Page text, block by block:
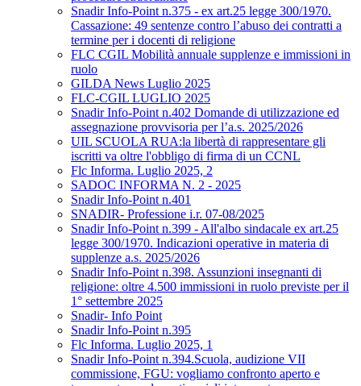
Snadir Info-Point n.375 - ex art.25 legge 300/1970.
Cassazione: 49 sentenze contro l’abuso dei contratti a
termine per i docenti di religione
FLC CGIL Mobilità annuale supplenze e immissioni in
ruolo
GILDA News Luglio 2025
FLC-CGIL LUGLIO 2025
Snadir Info-Point n.402 Domande di utilizzazione ed
assegnazione provvisoria per l’a.s. 2025/2026
UIL SCUOLA RUA:la libertà di rappresentare gli
iscritti va oltre l'obbligo di firma di un CCNL
Flc Informa. Luglio 2025, 2
SADOC INFORMA N. 2 - 2025
Snadir Info-Point n.401
SNADIR- Professione i.r. 07-08/2025
Snadir Info-Point n.399 - All'albo sindacale ex art.25
legge 300/1970. Indicazioni operative in materia di
supplenze a.s. 2025/2026
Snadir Info-Point n.398. Assunzioni insegnanti di
religione: oltre 4.500 immissioni in ruolo previste per il
1° settembre 2025
Snadir- Info Point
Snadir Info-Point n.395
Flc Informa. Luglio 2025, 1
Snadir Info-Point n.394.Scuola, audizione VII
commissione, FGU: vogliamo confronto aperto e